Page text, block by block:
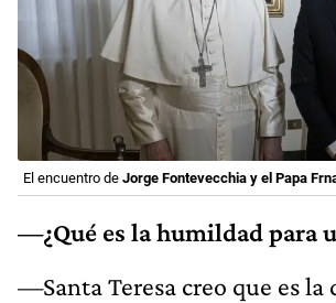
El encuentro de Jorge Fontevecchia y el Papa
—¿Qué es la humildad para
—Santa Teresa creo que es la